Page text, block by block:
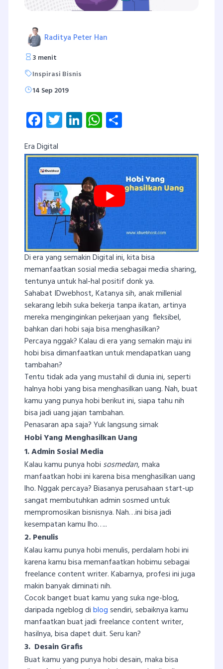
Raditya Peter Han
3 menit
Inspirasi Bisnis
14 Sep 2019
Facebook
Twitter
LinkedInWhatsApp
Era Digital
Di era yang semakin Digital ini, kita bisa
memanfaatkan sosial media sebagai media sharing,
tentunya untuk hal-hal positif donk ya.
Sahabat IDwebhost, Katanya sih, anak millenial
sekarang lebih suka bekerja tanpa ikatan, artinya
mereka menginginkan pekerjaan yang fleksibel,
bahkan dari hobi saja bisa menghasilkan?
Percaya nggak? Kalau di era yang semakin maju ini
hobi bisa dimanfaatkan untuk mendapatkan uang
tambahan?
Tentu tidak ada yang mustahil di dunia ini, seperti
halnya hobi yang bisa menghasilkan uang. Nah, buat
kamu yang punya hobi berikut ini, siapa tahu nih
bisa jadi uang jajan tambahan.
Penasaran apa saja? Yuk langsung simak
Hobi Yang Menghasilkan Uang
1. Admin Sosial Media
Kalau kamu punya hobi sosmedan, maka
manfaatkan hobi ini karena bisa menghasilkan uang
lho. Nggak percaya? Biasanya perusahaan start-up
sangat membutuhkan admin sosmed untuk
mempromosikan bisnisnya. Nah…ini bisa jadi
kesempatan kamu lho…..
2. Penulis
Kalau kamu punya hobi menulis, perdalam hobi ini
karena kamu bisa memanfaatkan hobimu sebagai
freelance content writer. Kabarnya, profesi ini juga
makin banyak diminati nih.
Cocok banget buat kamu yang suka nge-blog,
daripada ngeblog diblogsendiri, sebaiknya kamu
manfaatkan buat jadi freelance content writer,
hasilnya, bisa dapet duit. Seru kan?
3. Desain Grafis
Buat kamu yang punya hobi desain, maka bisa